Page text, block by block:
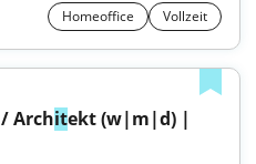
Homeoffice Vollzeit
Architekt (w|m|d) |